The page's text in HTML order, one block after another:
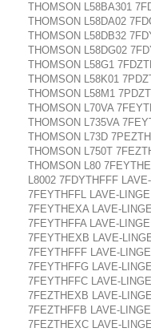
THOMSON L58BA301
THOMSON L58DA02
THOMSON L58DB32
THOMSON L58DG02
THOMSON L58G1
THOMSON L58K01
THOMSON L58M1
THOMSON L70VA
THOMSON L735VA
THOMSON L73D
THOMSON L750T
THOMSON L80
L8002 7FDYTHFFF
7FEYTHFFL LAVE-
7FEYTHEXA LAVE-
7FEYTHFFA LAVE-
7FEYTHEXB LAVE-
7FEYTHFFF LAVE-
7FEYTHFFG LAVE-
7FEYTHFFC LAVE-
7FEZTHEXB LAVE-
7FEZTHFFB LAVE-
7FEZTHEXC LAVE-